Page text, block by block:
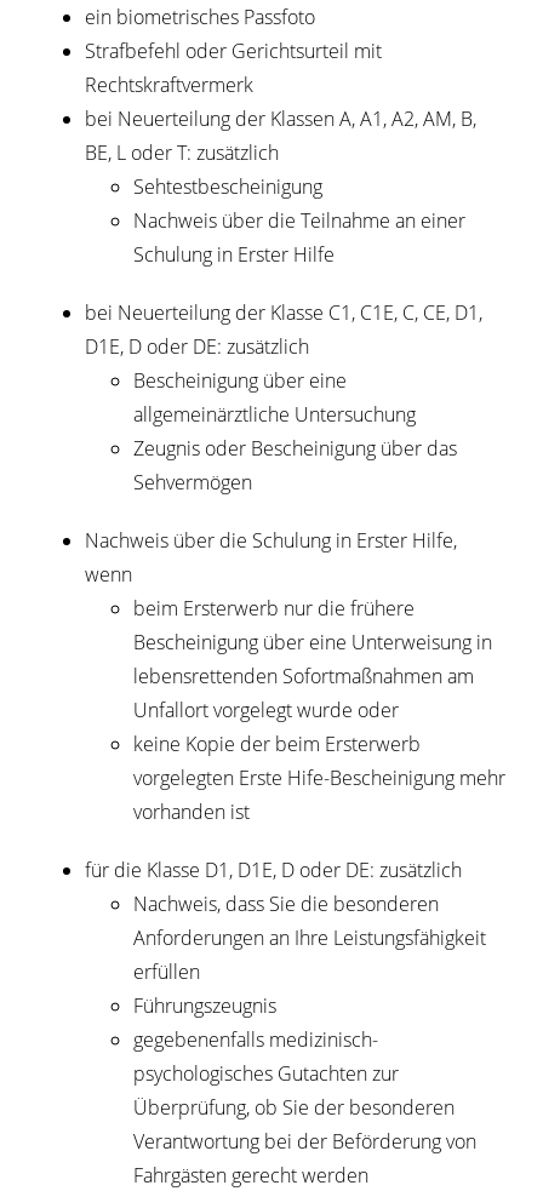
ein biometrisches Passfoto
Strafbefehl oder Gerichtsurteil mit
Rechtskraftvermerk
bei Neuerteilung der Klassen A, A1, A2, AM, B,
BE, L oder T: zusätzlich
Sehtestbescheinigung
Nachweis über die Teilnahme an einer
Schulung in Erster Hilfe
bei Neuerteilung der Klasse C1, C1E, C, CE, D1,
D1E, D oder DE: zusätzlich
Bescheinigung über eine
allgemeinärztliche Untersuchung
Zeugnis oder Bescheinigung über das
Sehvermögen
Nachweis über die Schulung in Erster Hilfe,
wenn
beim Ersterwerb nur die frühere
Bescheinigung über eine Unterweisung in
lebensrettenden Sofortmaßnahmen am
Unfallort vorgelegt wurde oder
keine Kopie der beim Ersterwerb
vorgelegten Erste Hife-Bescheinigung mehr
vorhanden ist
für die Klasse D1, D1E, D oder DE: zusätzlich
Nachweis, dass Sie die besonderen
Anforderungen an Ihre Leistungsfähigkeit
erfüllen
Führungszeugnis
gegebenenfalls medizinisch-
psychologisches Gutachten zur
Überprüfung, ob Sie der besonderen
Verantwortung bei der Beförderung von
Fahrgästen gerecht werden